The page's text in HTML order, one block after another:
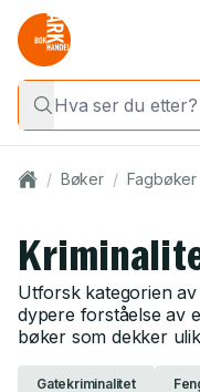
/ Bøker / Fagbøker
Utforsk kategorien
dypere forståelse av
bøker som dekker
Gatekriminalitet